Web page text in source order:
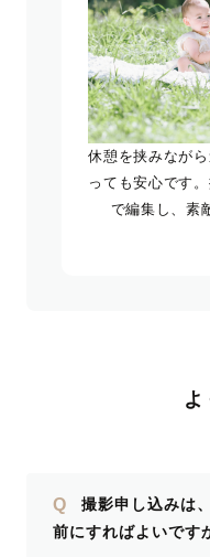
休憩を挟みなが
っても安心です
で編集し、素
よ
Q
撮影申し込みは
前にすればよいです